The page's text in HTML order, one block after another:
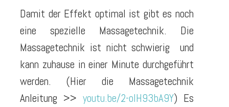
Damit der Effekt optimal ist gibt es noch
eine spezielle Massagetechnik. Die
Massagetechnik ist nicht schwierig und
kann zuhause in einer Minute durchgeführt
werden. (Hier die Massagetechnik
Anleitung >> youtu.be/2-olH93bA9Y) Es